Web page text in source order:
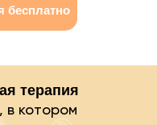
бесплатно
терапия
в котором